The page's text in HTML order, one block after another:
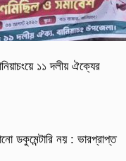
১১ দলীয় ঐক্যের
ডকুমেন্টারি নয় : ভারপ্রাপ্ত